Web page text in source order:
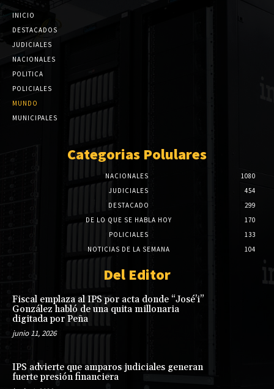
INICIO
DESTACADOS
JUDICIALES
NACIONALES
POLITICA
POLICIALES
MUNDO
MUNICIPALES
Categorias Polulares
NACIONALES
1080
JUDICIALES
454
DESTACADO
299
DE LO QUE SE HABLA HOY
170
POLICIALES
133
NOTICIAS DE LA SEMANA
104
Del Editor
Fiscal emplaza al IPS por acta donde “José’i”
González habló de una quita millonaria
digitada por Peña
junio 11, 2026
IPS advierte que amparos judiciales generan
fuerte presión financiera